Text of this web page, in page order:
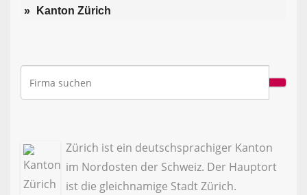
Kanton Zürich
Zürich ist ein deutschsprachiger Kanton
im Nordosten der Schweiz. Der Hauptort
ist die gleichnamige Stadt Zürich.